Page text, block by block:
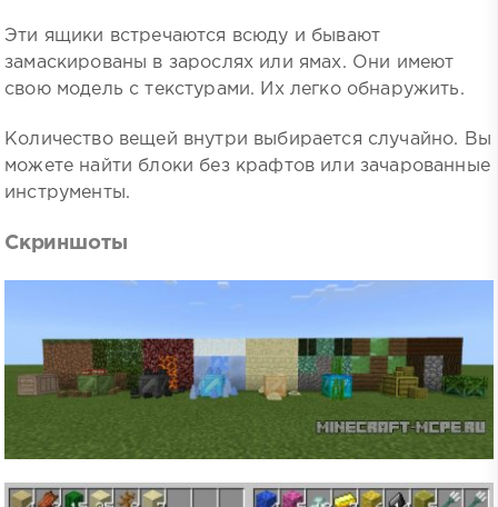
Эти ящики встречаются всюду и бывают
замаскированы в зарослях или ямах. Они имеют
свою модель с текстурами. Их легко обнаружить.
Количество вещей внутри выбирается случайно. Вы
можете найти блоки без крафтов или зачарованные
инструменты.
Скриншоты